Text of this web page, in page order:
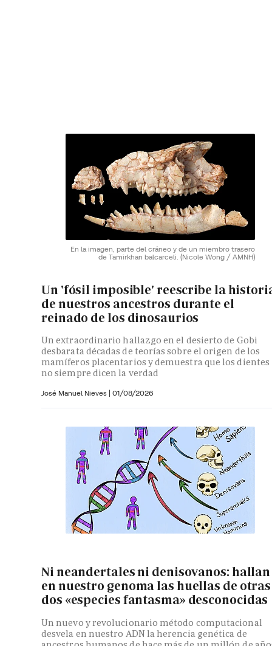
En la imagen, parte del cráneo y de un miembro trasero
de Tamirkhan balcarceli. (Nicole Wong / AMNH)
Un 'fósil imposible' reescribe la
de nuestros ancestros durante el
reinado de los dinosaurios
Un extraordinario hallazgo en el desierto de Gobi
desbarata décadas de teorías sobre el origen de los
mamíferos placentarios y demuestra que los dientes
no siempre dicen la verdad
José Manuel Nieves | 01/08/2026
Ni neandertales ni denisovanos: hallan
en nuestro genoma las huellas de otras
dos «especies fantasma» desconocidas
Un nuevo y revolucionario método computacional
desvela en nuestro ADN la herencia genética de